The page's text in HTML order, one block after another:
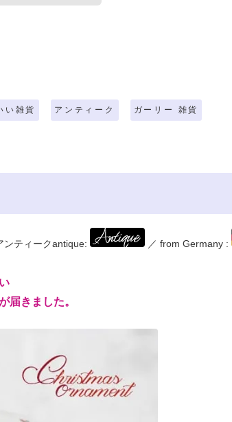
い雑貨 アンティーク ガーリー 雑貨
ンティークantique: ／ from Germany :
届きました。